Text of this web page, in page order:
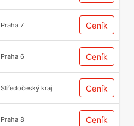
Praha 7 Ceník
Praha 6 Ceník
Středočeský kraj Ceník
Praha 8 Ceník